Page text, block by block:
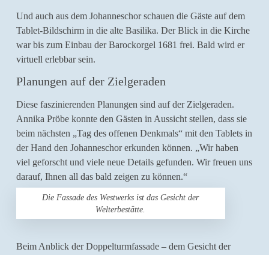
Und auch aus dem Johanneschor schauen die Gäste auf dem
Tablet-Bildschirm in die alte Basilika. Der Blick in die Kirche
war bis zum Einbau der Barockorgel 1681 frei. Bald wird er
virtuell erlebbar sein.
Planungen auf der Zielgeraden
Diese faszinierenden Planungen sind auf der Zielgeraden.
Annika Pröbe konnte den Gästen in Aussicht stellen, dass sie
beim nächsten „Tag des offenen Denkmals“ mit den Tablets in
der Hand den Johanneschor erkunden können. „Wir haben
viel geforscht und viele neue Details gefunden. Wir freuen uns
darauf, Ihnen all das bald zeigen zu können.“
Die Fassade des Westwerks ist das Gesicht der
Welterbestätte.
Beim Anblick der Doppelturmfassade – dem Gesicht der